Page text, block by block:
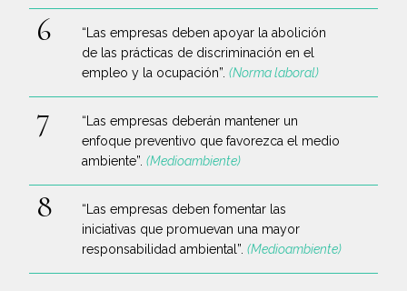
“Las empresas deben apoyar la abolición
de las prácticas de discriminación en el
empleo y la ocupación”. (Norma laboral)
“Las empresas deberán mantener un
enfoque preventivo que favorezca el medio
ambiente”. (Medioambiente)
“Las empresas deben fomentar las
iniciativas que promuevan una mayor
responsabilidad ambiental”. (Medioambiente)